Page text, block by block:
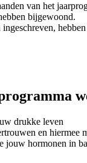
van het
bijgewoond.
drukke leven
en hiermee
jouw hormonen in